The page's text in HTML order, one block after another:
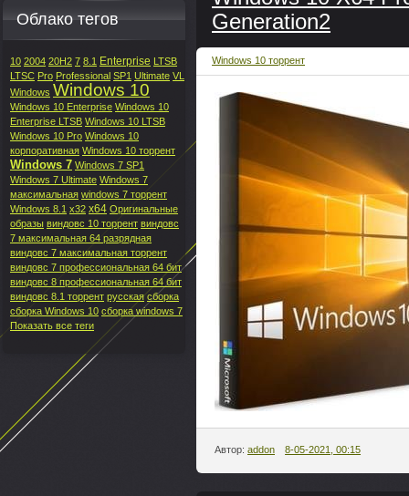
Generation2
Windows 10 торрент
Автор: addon 8-05-2021, 00:15
Облако тегов
10 2004 20H2 7 8.1 Enterprise LTSB
LTSC Pro Professional SP1 Ultimate VL
Windows Windows 10
Windows 10 Enterprise Windows 10
Enterprise LTSB Windows 10 LTSB
Windows 10 Pro Windows 10
корпоративная Windows 10 торрент
Windows 7 Windows 7 SP1
Windows 7 Ultimate Windows 7
максимальная windows 7 торрент
Windows 8.1 x32 x64 Оригинальные
образы виндовс 10 торрент виндовс
7 максимальная 64 разрядная
виндовс 7 максимальная торрент
виндовс 7 профессиональная 64 бит
виндовс 8 профессиональная 64 бит
виндовс 8.1 торрент русская сборка
сборка Windows 10 сборка windows 7
Показать все теги